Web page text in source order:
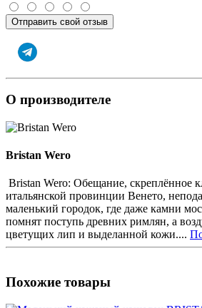
Отправить свой отзыв
О производителе
Bristan Wero
Bristan Wero: Обещание, скреплённое
итальянской провинции Венето,
маленький городок, где даже камни
помнят поступь древних римлян, а
цветущих лип и выделанной кожи....
Похожие товары